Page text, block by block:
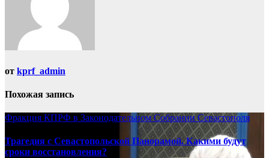
от kprf_admin
Похожая запись
Фракция КПРФ в Законодательном Собрании Севастополя
Трагедия с Севастопольской Панорамой. Какими будут
сроки восстановления?